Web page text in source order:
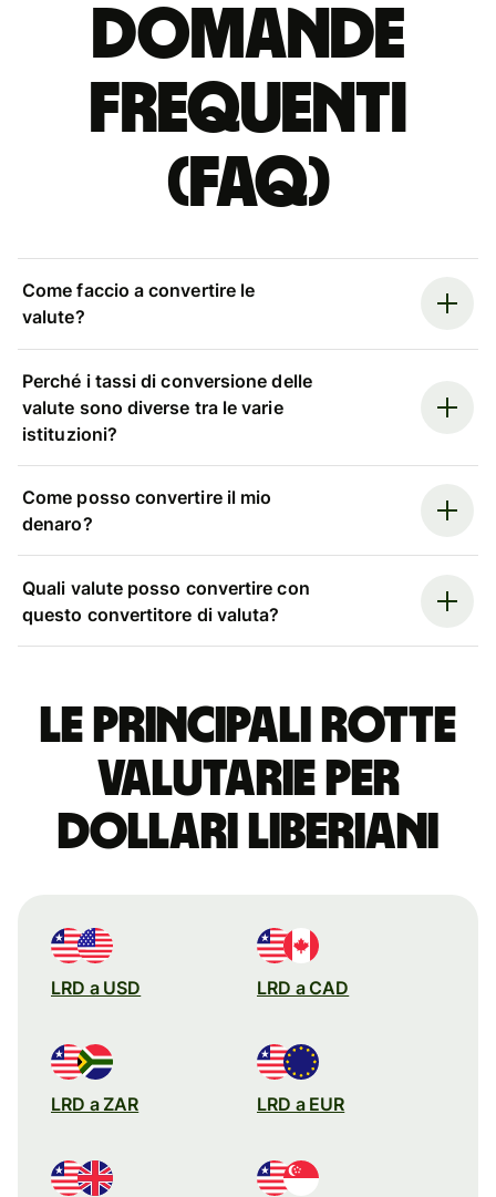
Domande
Frequenti
(FAQ)
Come faccio a convertire le
valute?
Perché i tassi di conversione delle
valute sono diverse tra le varie
istituzioni?
Come posso convertire il mio
denaro?
Quali valute posso convertire con
questo convertitore di valuta?
Le principali rotte
valutarie per
dollari liberiani
LRD a USD LRD a CAD
LRD a ZAR LRD a EUR